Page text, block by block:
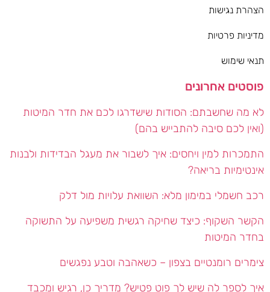
הצהרת נגישות
מדיניות פרטיות
תנאי שימוש
פוסטים אחרונים
לא מה שחשבתם: הסודות שישדרגו לכם את חדר המיטות
(ואין לכם סיבה להתבייש בהם)
התמכרות למין ויחסים: איך לשבור את מעגל הבדידות ולבנות
אינטימיות בריאה?
רכב חשמלי במימון מלא: השוואת עלויות מול דלק
הקשר השקוף: כיצד שחיקה רגשית משפיעה על התשוקה
בחדר המיטות
צימרים רומנטיים בצפון – כשאהבה וטבע נפגשים
איך לספר לה שיש לך פוט פטיש? מדריך כן, רגיש ומכבד